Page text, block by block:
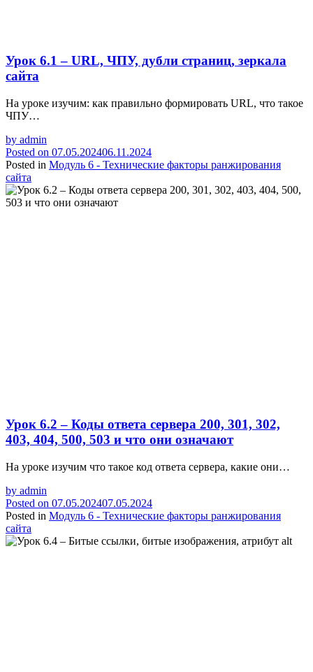
Урок 6.1 – URL, ЧПУ, дубли страниц, зеркала
сайта
На уроке изучим: как правильно формировать URL, что такое
ЧПУ…
by admin
Posted on 07.05.202406.11.2024
Posted in Модуль 6 - Технические факторы ранжирования
сайта
Урок 6.2 – Коды ответа сервера 200, 301, 302,
403, 404, 500, 503 и что они означают
На уроке изучим что такое код ответа сервера, какие они…
by admin
Posted on 07.05.202407.05.2024
Posted in Модуль 6 - Технические факторы ранжирования
сайта